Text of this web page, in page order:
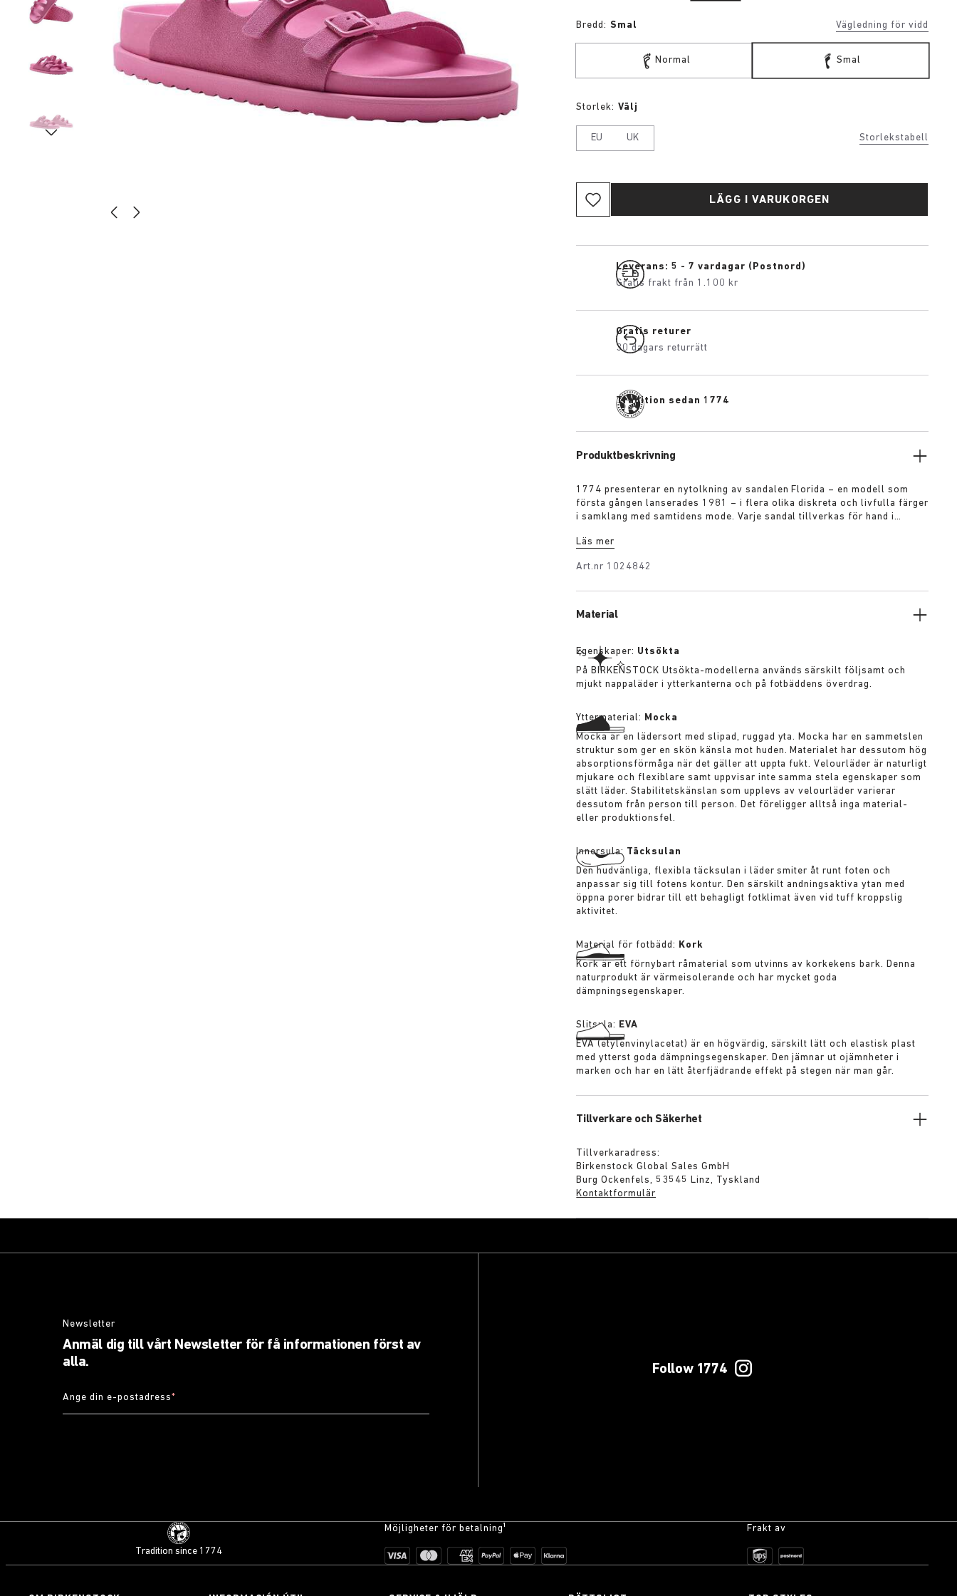
Bredd: Smal Vägledning för vidd
Normal Smal
Storlekstabell
Storlek: Välj
EU UK
LÄGG I VARUKORGEN
Leverans: 5 - 7 vardagar (Postnord)
Gratis frakt från 1.100 kr
Gratis returer
30 dagars returrätt
Tradition sedan 1774
Produktbeskrivning
1774 presenterar en nytolkning av sandalen Florida – en modell som
första gången lanserades 1981 – i flera olika diskreta och livfulla färger
i samklang med samtidens mode. Varje sandal tillverkas för hand i
tre remmar och justerbara spännen för individuell passform.
Läs mer
Art.nr 1024842
Material
Egenskaper: Utsökta
På BIRKENSTOCK Utsökta-modellerna används särskilt följsamt och
mjukt nappaläder i ytterkanterna och på fotbäddens överdrag.
Yttermaterial: Mocka
Mocka är en lädersort med slipad, ruggad yta. Mocka har en sammetslen
struktur som ger en skön känsla mot huden. Materialet har dessutom hög
absorptionsförmåga när det gäller att uppta fukt. Velourläder är naturligt
mjukare och flexiblare samt uppvisar inte samma stela egenskaper som
slätt läder. Stabilitetskänslan som upplevs av velourläder varierar
dessutom från person till person. Det föreligger alltså inga material-
eller produktionsfel.
Innersula: Täcksulan
Den hudvänliga, flexibla täcksulan i läder smiter åt runt foten och
anpassar sig till fotens kontur. Den särskilt andningsaktiva ytan med
öppna porer bidrar till ett behagligt fotklimat även vid tuff kroppslig
aktivitet.
Material för fotbädd: Kork
Kork är ett förnybart råmaterial som utvinns av korkekens bark. Denna
naturprodukt är värmeisolerande och har mycket goda
dämpningsegenskaper.
Slitsula: EVA
EVA (etylenvinylacetat) är en högvärdig, särskilt lätt och elastisk plast
med ytterst goda dämpningsegenskaper. Den jämnar ut ojämnheter i
marken och har en lätt återfjädrande effekt på stegen när man går.
Tillverkare och Säkerhet
Tillverkaradress:
Birkenstock Global Sales GmbH
Burg Ockenfels, 53545 Linz, Tyskland
Kontaktformulär
Newsletter
Anmäl dig till vårt Newsletter för få informationen först av
alla.
Ange din e-postadress*
Follow 1774
Tradition since 1774
Möjligheter för betalning¹ Frakt av